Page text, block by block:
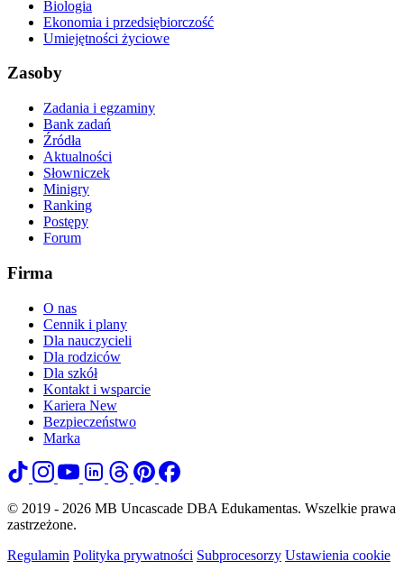
Biologia
Ekonomia i przedsiębiorczość
Umiejętności życiowe
Zasoby
Zadania i egzaminy
Bank zadań
Źródła
Aktualności
Słowniczek
Minigry
Ranking
Postępy
Forum
Firma
O nas
Cennik i plany
Dla nauczycieli
Dla rodziców
Dla szkół
Kontakt i wsparcie
Kariera New
Bezpieczeństwo
Marka
© 2019 - 2026 MB Uncascade DBA Edukamentas. Wszelkie prawa
zastrzeżone.
Regulamin Polityka prywatności Subprocesorzy Ustawienia cookie